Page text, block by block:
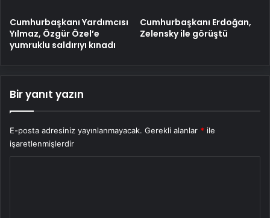
Cumhurbaşkanı Yardımcısı
Yılmaz, Özgür Özel’e
yumruklu saldırıyı kınadı
Cumhurbaşkanı Erdoğan,
Zelensky ile görüştü
Bir yanıt yazın
E-posta adresiniz yayınlanmayacak. Gerekli alanlar * ile
işaretlenmişlerdir